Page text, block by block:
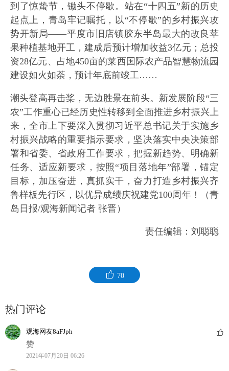
到了惊蛰节，锄头不停歇。站在“十四五”新的历史
起点上，青岛牢记嘱托，以“不停歇”的乡村振兴攻
势开新局——平度市旧店镇胶东半岛最大的改良苹
果种植基地开工，建成后预计增加收益3亿元；总投
资28亿元、占地450亩的莱西国际农产品智慧物流园
建设如火如荼，预计年底前竣工……
潮头登高再击桨，无边胜景在前头。新发展阶段“三
农”工作重心已经历史性转移到全面推进乡村振兴上
来，全市上下要深入贯彻习近平总书记关于实施乡
村振兴战略的重要指示要求，坚决落实中央决策部
署和省委、省政府工作要求，把握新趋势、明确新
任务、适应新要求，按照“项目落地年”部署，锚定
目标，加压奋进，真抓实干，奋力打造乡村振兴齐
鲁样板先行区，以优异成绩庆祝建党100周年！（青
岛日报/观海新闻记者 张晋）
责任编辑：刘聪聪
70
热门评论
观海网友8aFJph
赞
2021年07月20日 06:26